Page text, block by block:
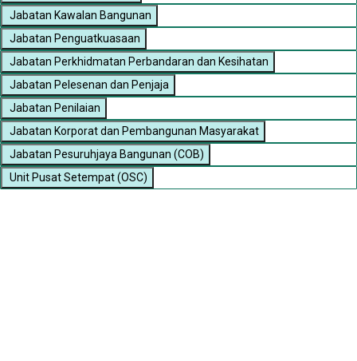
Jabatan Kawalan Bangunan
Jabatan Penguatkuasaan
Jabatan Perkhidmatan Perbandaran dan Kesihatan
Jabatan Pelesenan dan Penjaja
Jabatan Penilaian
Jabatan Korporat dan Pembangunan Masyarakat
Jabatan Pesuruhjaya Bangunan (COB)
Unit Pusat Setempat (OSC)